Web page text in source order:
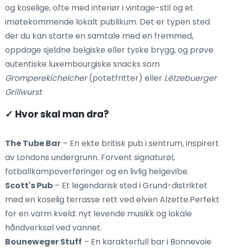
og koselige, ofte med interiør i vintage-stil og et
imøtekommende lokalt publikum. Det er typen sted
der du kan starte en samtale med en fremmed,
oppdage sjeldne belgiske eller tyske brygg, og prøve
autentiske luxembourgiske snacks som
Gromperekichelcher(potetfritter) eller Lëtzebuerger
Grillwurst.
✓ Hvor skal man dra?
The Tube Bar – En ekte britisk pub i sentrum, inspirert
av Londons undergrunn. Forvent signaturøl,
fotballkampoverføringer og en livlig helgevibe.
Scott's Pub – Et legendarisk sted i Grund-distriktet
med en koselig terrasse rett ved elven Alzette.Perfekt
for en varm kveld: nyt levende musikk og lokale
håndverksøl ved vannet.
Bouneweger Stuff – En karakterfull bar i Bonnevoie